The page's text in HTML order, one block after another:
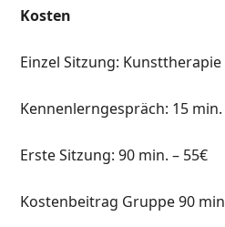
Kosten
Einzel Sitzung: Kunsttherapie
Kennenlerngespräch: 15
Erste Sitzung: 90 min. – 55€
Kostenbeitrag Gruppe90